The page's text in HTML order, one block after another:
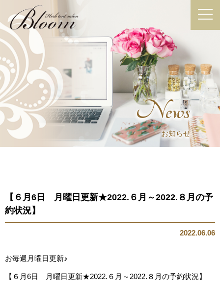
News
お知らせ
【６月6日 月曜日更新★2022.６月～2022.８月の予
約状況】
2022.06.06
お毎週月曜日更新♪
【６月6日 月曜日更新★2022.６月～2022.８月の予約状況】